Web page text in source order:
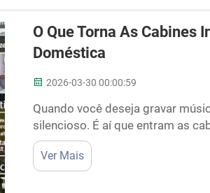
O Que Torna As Cabines
Doméstica
2026-03-30 00:00:59
Quando você deseja gravar
silencioso. É aí que entram as
especiais que mantêm o som no
fabrica essas cabines...
Ver Mais